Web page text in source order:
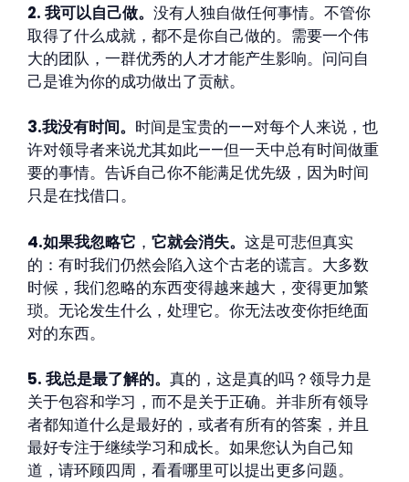
2. 我可以自己做。 没有人独自做任何事情。不管你
取得了什么成就，都不是你自己做的。需要一个伟
大的团队，一群优秀的人才才能产生影响。问问自
己是谁为你的成功做出了贡献。
3.我没有时间。 时间是宝贵的——对每个人来说，也
许对领导者来说尤其如此——但一天中总有时间做重
要的事情。告诉自己你不能满足优先级，因为时间
只是在找借口。
4.如果我忽略它 ， 它就会消失。 这是可悲但真实
的：有时我们仍然会陷入这个古老的谎言。大多数
时候，我们忽略的东西变得越来越大，变得更加繁
琐。无论发生什么，处理它。你无法改变你拒绝面
对的东西。
5. 我总是最了解的。 真的，这是真的吗？领导力是
关于包容和学习，而不是关于正确。并非所有领导
者都知道什么是最好的，或者有所有的答案，并且
最好专注于继续学习和成长。如果您认为自己知
道，请环顾四周，看看哪里可以提出更多问题。